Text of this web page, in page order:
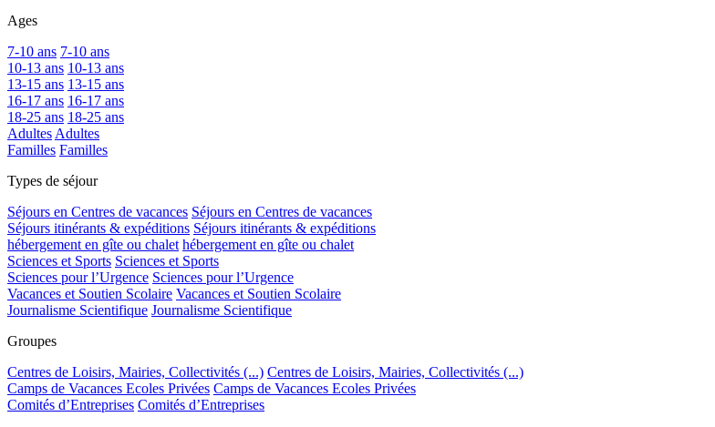
Ages
7-10 ans 7-10 ans
10-13 ans 10-13 ans
13-15 ans 13-15 ans
16-17 ans 16-17 ans
18-25 ans 18-25 ans
AdultesAdultes
Familles Familles
Types de séjour
Séjours en Centres de vacances Séjours en Centres de vacances
Séjours itinérants & expéditions Séjours itinérants & expéditions
hébergement en gîte ou chalet hébergement en gîte ou chalet
Sciences et Sports Sciences et Sports
Sciences pour l’Urgence Sciences pour l’Urgence
Vacances et Soutien Scolaire Vacances et Soutien Scolaire
Journalisme Scientifique Journalisme Scientifique
Groupes
Centres de Loisirs, Mairies, Collectivités (...) Centres de Loisirs, Mairies, Collectivités (...)
Camps de Vacances Ecoles Privées Camps de Vacances Ecoles Privées
Comités d’Entreprises Comités d’Entreprises